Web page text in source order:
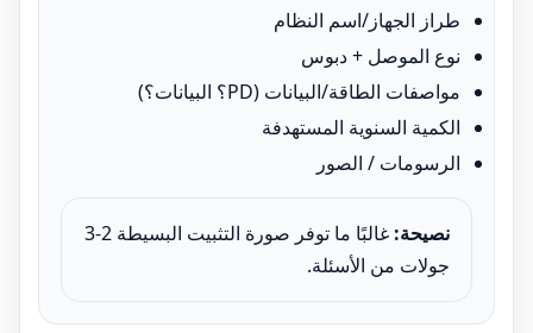
طراز الجهاز/اسم النظام
نوع الموصل + دبوس
مواصفات الطاقة/البيانات (PD؟ البيانات؟)
الكمية السنوية المستهدفة
الرسومات / الصور
نصيحة:
غالبًا ما توفر صورة التثبيت البسيطة 2-3
جولات من الأسئلة.